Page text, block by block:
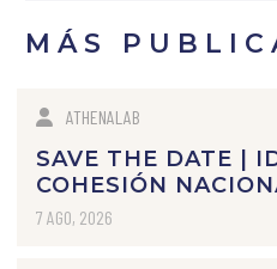
MÁS
ATHENALAB
SAVE THE DATE |
COHESIÓN
7 AGO, 2026